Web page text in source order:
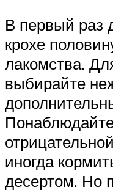
В первый раз
крохе
лакомства.
выбирайте
иногда
десертом. Но